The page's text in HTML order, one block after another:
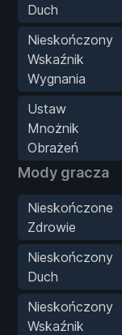
Duch
Nieskończony
Wskaźnik
Wygnania
Ustaw
Mnożnik
Obrażeń
Mody gracza
Nieskończone
Zdrowie
Nieskończony
Duch
Nieskończony
Wskaźnik